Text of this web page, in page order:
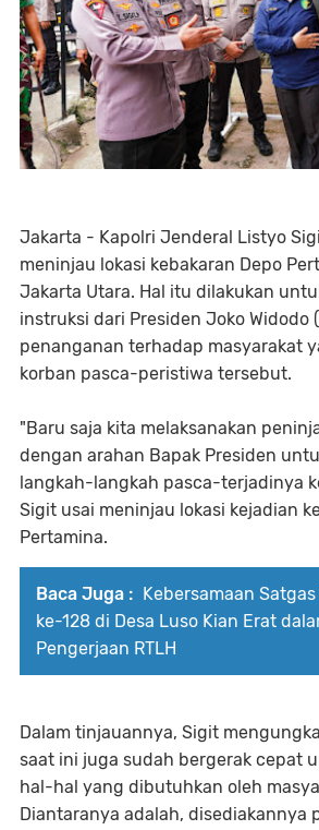
Jakarta - Kapolri Jenderal Listyo
meninjau lokasi kebakaran Depo
Jakarta Utara. Hal itu dilakukan
instruksi dari Presiden Joko Widodo
penanganan terhadap masyarakat
korban pasca-peristiwa tersebut.
"Baru saja kita melaksanakan
dengan arahan Bapak Presiden
langkah-langkah pasca-terjadinya
Sigit usai meninjau lokasi kejadian
Pertamina.
Baca Juga : Kebersamaan Satgas
ke-128 di Desa Luso Kian Erat
Pengerjaan RTLH
Dalam tinjauannya, Sigit
saat ini juga sudah bergerak cepat
hal-hal yang dibutuhkan oleh
Diantaranya adalah, disediakannya